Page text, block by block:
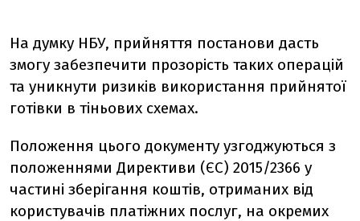
На думку НБУ, прийняття постанови дасть
змогу забезпечити прозорість таких операцій
та уникнути ризиків використання прийнятої
готівки в тіньових схемах.
Положення цього документу узгоджуються з
положеннями Директиви (ЄС) 2015/2366 у
частині зберігання коштів, отриманих від
користувачів платіжних послуг, на окремих